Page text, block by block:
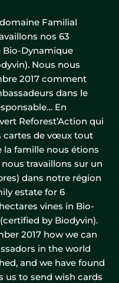
Familial
nos 63
Bio-Dynamique
Nous nous
2017 comment
dans le
En
Reforest’Action qui
cartes de vœux tout
la famille nous étions
travaillons sur un
dans notre région
estate for 6
vines in Bio-
by Biodyvin).
2017 how we can
in the world
and we have found
us to send wish cards